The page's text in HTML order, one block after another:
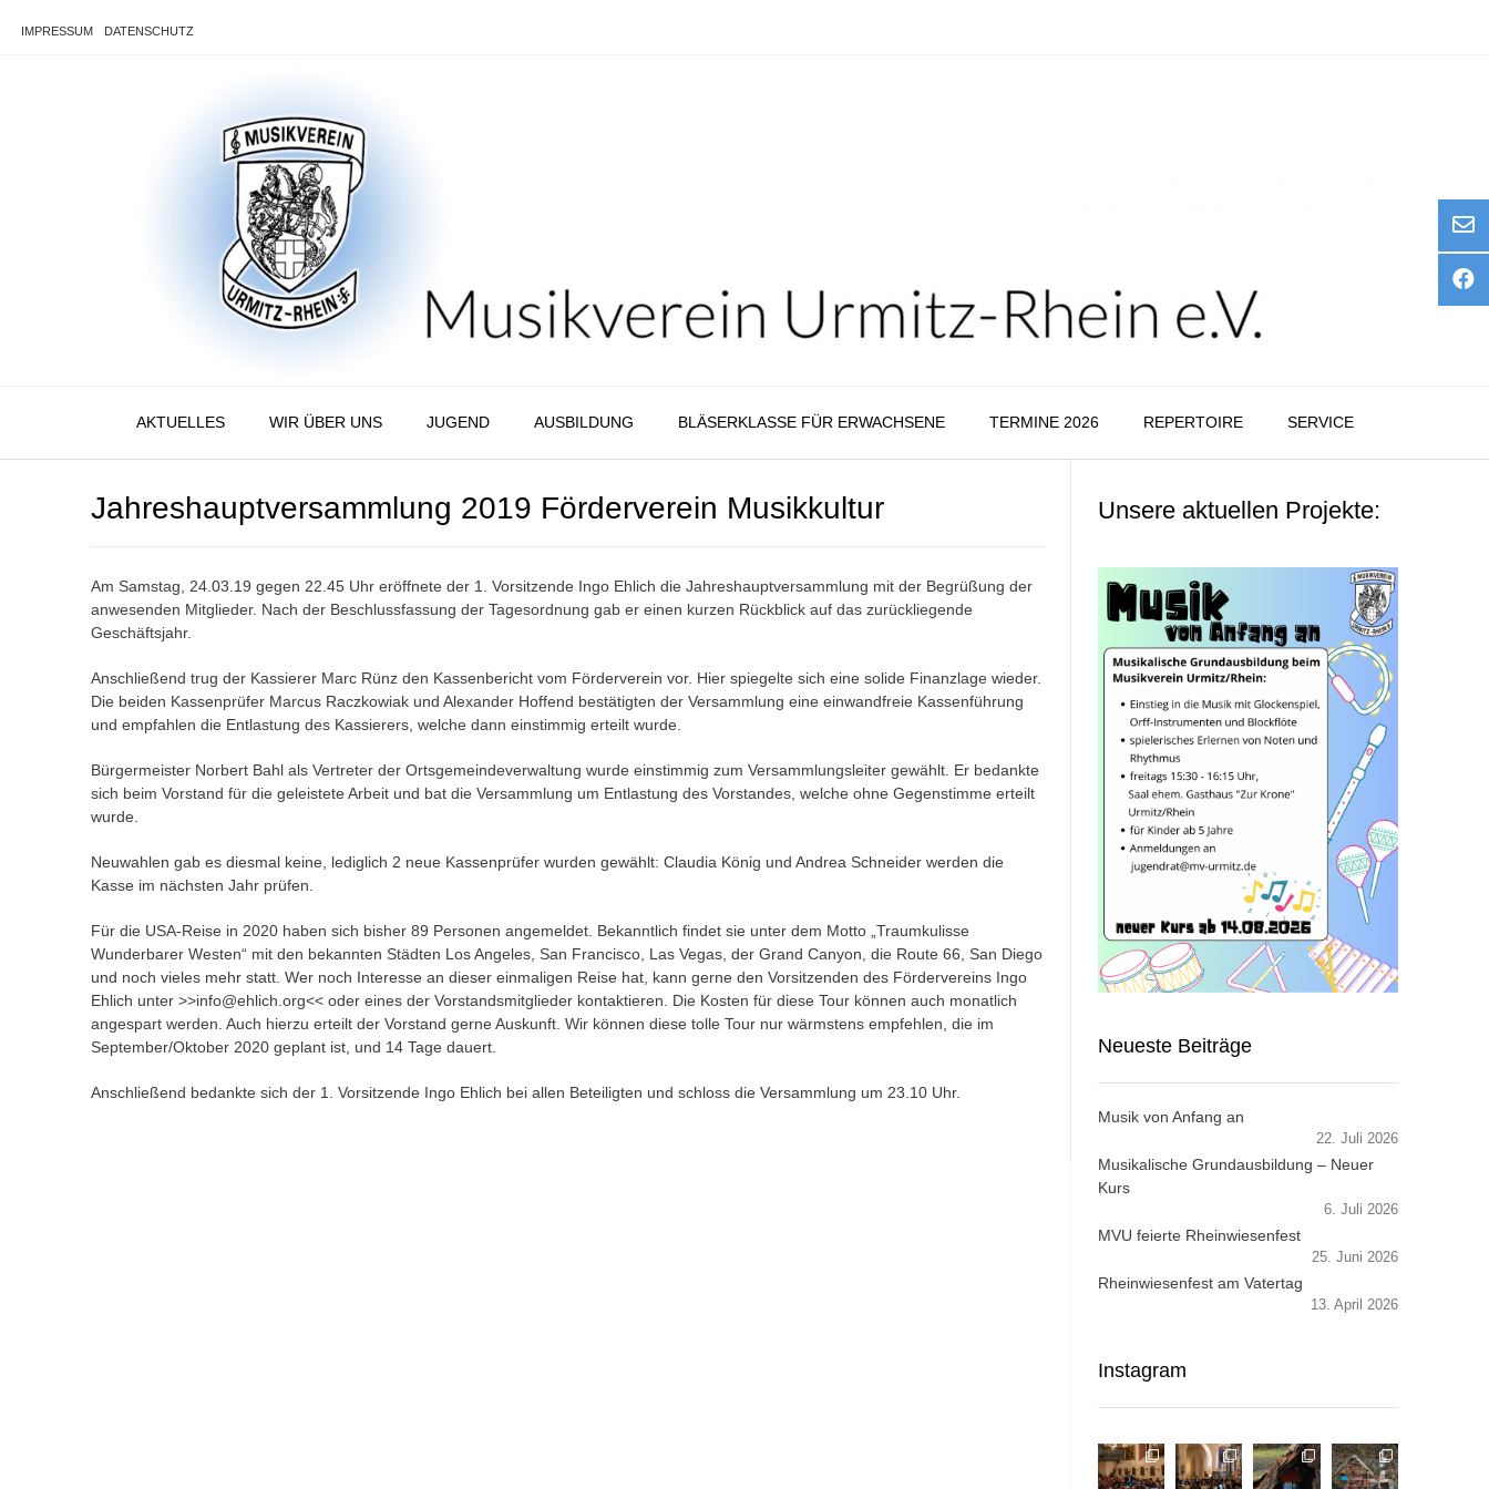
IMPRESSUM DATENSCHUTZ
AKTUELLES WIR ÜBER UNS JUGEND AUSBILDUNG BLÄSERKLASSE FÜR ERWACHSENE TERMINE 2026 REPERTOIRE SERVICE
Jahreshauptversammlung 2019 Förderverein Musikkultur
Am Samstag, 24.03.19 gegen 22.45 Uhr eröffnete der 1. Vorsitzende Ingo Ehlich die Jahreshauptversammlung mit der Begrüßung der
anwesenden Mitglieder. Nach der Beschlussfassung der Tagesordnung gab er einen kurzen Rückblick auf das zurückliegende
Geschäftsjahr.
Anschließend trug der Kassierer Marc Rünz den Kassenbericht vom Förderverein vor. Hier spiegelte sich eine solide Finanzlage wieder.
Die beiden Kassenprüfer Marcus Raczkowiak und Alexander Hoffend bestätigten der Versammlung eine einwandfreie Kassenführung
und empfahlen die Entlastung des Kassierers, welche dann einstimmig erteilt wurde.
Bürgermeister Norbert Bahl als Vertreter der Ortsgemeindeverwaltung wurde einstimmig zum Versammlungsleiter gewählt. Er bedankte
sich beim Vorstand für die geleistete Arbeit und bat die Versammlung um Entlastung des Vorstandes, welche ohne Gegenstimme erteilt
wurde.
Neuwahlen gab es diesmal keine, lediglich 2 neue Kassenprüfer wurden gewählt: Claudia König und Andrea Schneider werden die
Kasse im nächsten Jahr prüfen.
Für die USA-Reise in 2020 haben sich bisher 89 Personen angemeldet. Bekanntlich findet sie unter dem Motto „Traumkulisse
Wunderbarer Westen“ mit den bekannten Städten Los Angeles, San Francisco, Las Vegas, der Grand Canyon, die Route 66, San Diego
und noch vieles mehr statt. Wer noch Interesse an dieser einmaligen Reise hat, kann gerne den Vorsitzenden des Fördervereins Ingo
Ehlich unter >>info@ehlich.org<< oder eines der Vorstandsmitglieder kontaktieren. Die Kosten für diese Tour können auch monatlich
angespart werden. Auch hierzu erteilt der Vorstand gerne Auskunft. Wir können diese tolle Tour nur wärmstens empfehlen, die im
September/Oktober 2020 geplant ist, und 14 Tage dauert.
Anschließend bedankte sich der 1. Vorsitzende Ingo Ehlich bei allen Beteiligten und schloss die Versammlung um 23.10 Uhr.
Unsere aktuellen Projekte:
Neueste Beiträge
Musik von Anfang an
22. Juli 2026
Musikalische Grundausbildung – Neuer
Kurs
6. Juli 2026
MVU feierte Rheinwiesenfest
25. Juni 2026
Rheinwiesenfest am Vatertag
13. April 2026
Instagram